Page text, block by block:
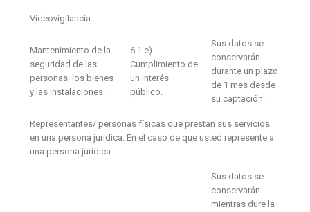
Videovigilancia:
Mantenimiento de la
seguridad de las
personas, los bienes
y las instalaciones.
6.1.e)
Cumplimiento de
un interés
público.
Sus datos se
conservarán
durante un plazo
de 1 mes desde
su captación.
Representantes/ personas físicas que prestan sus servicios
en una persona jurídica: En el caso de que usted represente a
una persona jurídica
Sus datos se
conservarán
mientras dure la